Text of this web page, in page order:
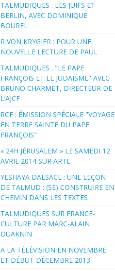
TALMUDIQUES : LES JUIFS ET
BERLIN, AVEC DOMINIQUE
BOUREL
RIVON KRYGIER : POUR UNE
NOUVELLE LECTURE DE PAUL
TALMUDIQUES : "LE PAPE
FRANÇOIS ET LE JUDAÏSME" AVEC
BRUNO CHARMET, DIRECTEUR DE
L’AJCF
RCF : ÉMISSION SPÉCIALE "VOYAGE
EN TERRE SAINTE DU PAPE
FRANÇOIS"
« 24H JÉRUSALEM » LE SAMEDI 12
AVRIL 2014 SUR ARTE
YESHAYA DALSACE : UNE LEÇON
DE TALMUD : (SE) CONSTRUIRE EN
CHEMIN DANS LES TEXTES
TALMUDIQUES SUR FRANCE-
CULTURE PAR MARC-ALAIN
OUAKNIN
A LA TÉLÉVISION EN NOVEMBRE
ET DÉBUT DÉCEMBRE 2013